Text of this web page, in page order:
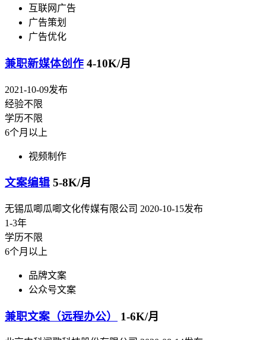
互联网广告
广告策划
广告优化
兼职新媒体创作 4-10K/月
2021-10-09发布
经验不限
学历不限
6个月以上
视频制作
文案编辑 5-8K/月
无锡瓜唧瓜唧文化传媒有限公司 2020-10-15发布
1-3年
学历不限
6个月以上
品牌文案
公众号文案
兼职文案（远程办公） 1-6K/月